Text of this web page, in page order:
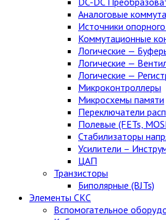
Аналоговые
Источники
Коммутационные
Логические —
Логические —
Логические —
Микроконтроллеры
Микросхемы памяти
Переключатели
Полевые (FETs,
Стабилизаторы
Усилители –
ЦАП
Транзисторы
Биполярные (BJTs)
Элементы СКС
Вспомогательное